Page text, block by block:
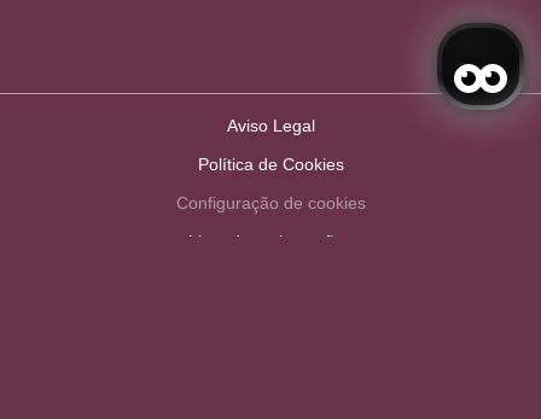
Aviso Legal
Política de Cookies
Configuração de cookies
Livro de reclamações